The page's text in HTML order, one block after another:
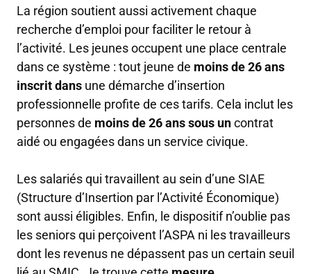
La région soutient aussi activement chaque
recherche d’emploi pour faciliter le retour à
l’activité. Les jeunes occupent une place centrale
dans ce système : tout jeune de moins de 26 ans
inscrit dans une démarche d’insertion
professionnelle profite de ces tarifs. Cela inclut les
personnes de moins de 26 ans sous uncontrat
aidé ou engagées dans un service civique.
Les salariés qui travaillent au sein d’une SIAE
(Structure d’Insertion par l’Activité Économique)
sont aussi éligibles. Enfin, le dispositif n’oublie pas
les seniors qui perçoivent l’ASPA ni les travailleurs
dont les revenus ne dépassent pas un certain seuil